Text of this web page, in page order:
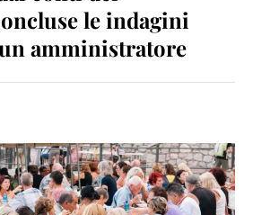
le indagini
amministratore